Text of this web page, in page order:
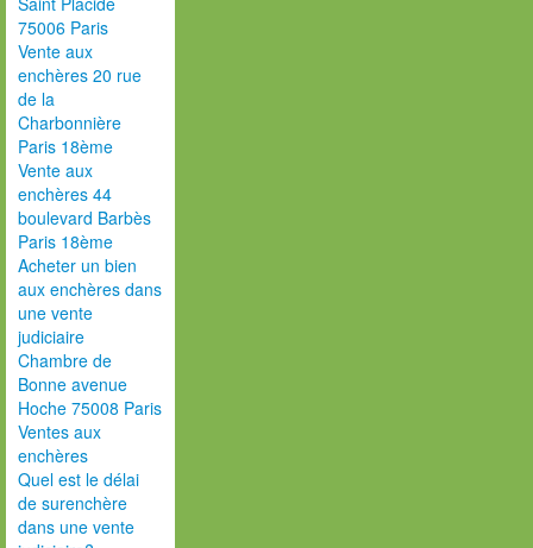
75006 Paris
Vente aux
enchères 20 rue
de la
Charbonnière
Paris 18ème
Vente aux
enchères 44
boulevard Barbès
Paris 18ème
Acheter un bien
aux enchères dans
une vente
judiciaire
Chambre de
Bonne avenue
Hoche 75008 Paris
Ventes aux
enchères
Quel est le délai
de surenchère
dans une vente